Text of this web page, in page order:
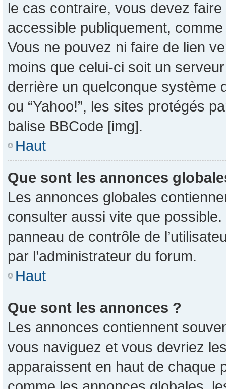
le cas contraire, vous devez
accessible publiquement,
Vous ne pouvez ni faire de lien
moins que celui-ci soit un
derrière un quelconque système
ou “Yahoo!”, les sites protégés
balise BBCode [img].
Haut
Que sont les annonces
Les annonces globales
consulter aussi vite que
panneau de contrôle de
par l’administrateur du forum.
Haut
Que sont les annonces ?
Les annonces contiennent
vous naviguez et vous devriez
apparaissent en haut de chaque